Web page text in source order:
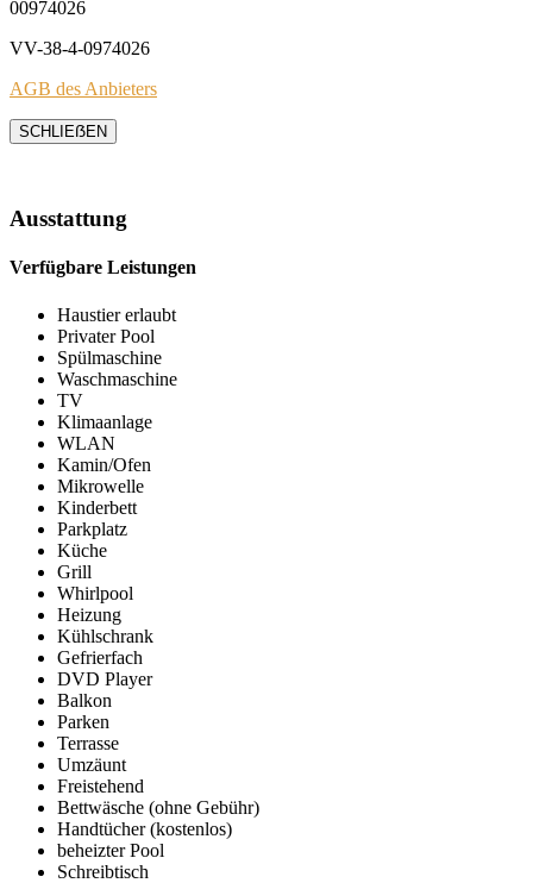
00974026
VV-38-4-0974026
AGB des Anbieters
SCHLIEẞEN
Ausstattung
Verfügbare Leistungen
Haustier erlaubt
Privater Pool
Spülmaschine
Waschmaschine
TV
Klimaanlage
WLAN
Kamin/Ofen
Mikrowelle
Kinderbett
Parkplatz
Küche
Grill
Whirlpool
Heizung
Kühlschrank
Gefrierfach
DVD Player
Balkon
Parken
Terrasse
Umzäunt
Freistehend
Bettwäsche (ohne Gebühr)
Handtücher (kostenlos)
beheizter Pool
Schreibtisch